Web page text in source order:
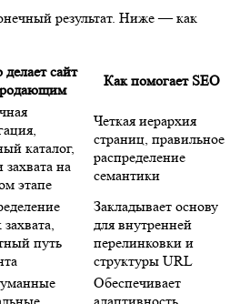
делает сайт
Как помогает SEO
удобный
точки
на каждом
страниц, правильное
семантики
путь
Закладывает основу
для внутренней
перелинковки и
структуры URL
удобство
Обеспечивает
адаптивность, которая
влияет на
поведенческие